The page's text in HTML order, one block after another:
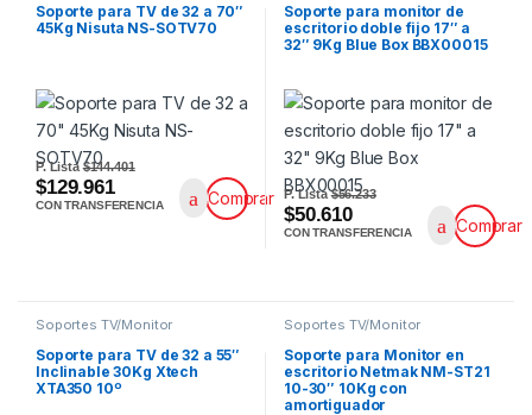
Soporte para TV de 32 a 70″
45Kg Nisuta NS-SOTV70
P. Lista$144.401
$129.961
CON TRANSFERENCIA Comprar
Soporte para monitor de
escritorio doble fijo 17″ a
32″ 9Kg Blue Box BBX00015
P. Lista$56.233
$50.610
CON TRANSFERENCIA Comprar
Soportes TV/Monitor
Soporte para TV de 32 a 55″
Inclinable 30Kg Xtech
XTA350 10º
Soportes TV/Monitor
Soporte para Monitor en
escritorio Netmak NM-ST21
10-30″ 10Kg con
amortiguador